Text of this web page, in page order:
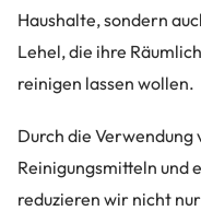
Haushalte, sondern
Lehel, die ihre
reinigen lassen wollen.
Durch die
Reinigungsmitteln und
reduzieren wir nicht